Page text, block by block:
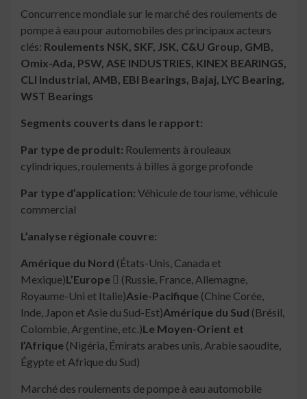
Concurrence mondiale sur le marché des roulements de
pompe à eau pour automobiles des principaux acteurs
clés: Roulements NSK, SKF, JSK, C&U Group, GMB,
Omix-Ada, PSW, ASE INDUSTRIES, KINEX BEARINGS,
CLI Industrial, AMB, EBI Bearings, Bajaj, LYC Bearing,
WST Bearings
Segments couverts dans le rapport:
Par type de produit: Roulements à rouleaux
cylindriques, roulements à billes à gorge profonde
Par type d’application: Véhicule de tourisme, véhicule
commercial
L’analyse régionale couvre:
Amérique du Nord (États-Unis, Canada et
Mexique)L’Europe  (Russie, France, Allemagne,
Royaume-Uni et Italie)Asie-Pacifique (Chine Corée,
Inde, Japon et Asie du Sud-Est)Amérique du Sud (Brésil,
Colombie, Argentine, etc.)Le Moyen-Orient et
l’Afrique (Nigéria, Émirats arabes unis, Arabie saoudite,
Égypte et Afrique du Sud)
Marché des roulements de pompe à eau automobile